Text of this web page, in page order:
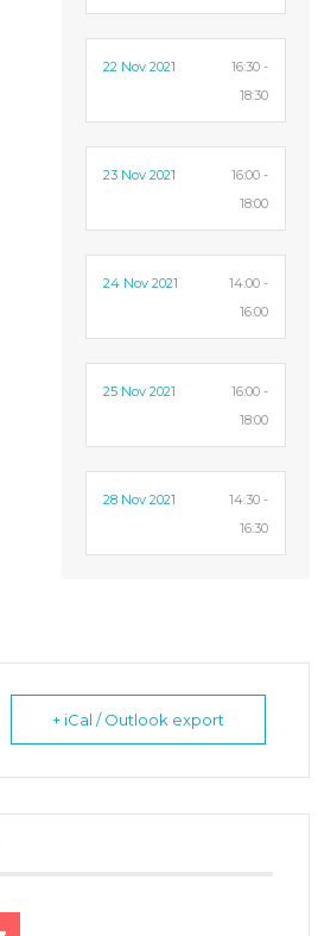
22 Nov 2021
16:30 -
18:30
23 Nov 2021
16:00 -
18:00
24 Nov 2021
14:00 -
16:00
25 Nov 2021
16:00 -
18:00
28 Nov 2021
14:30 -
16:30
+ iCal / Outlook export